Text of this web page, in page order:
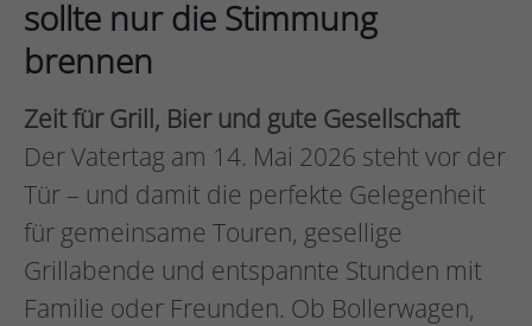
Aenean massa. Cum sociis natoque
penatibus et magnis dis parturient
Donec quam felis, ultricies nec.
sollte nur die Stimmung
brennen
Zeit für Grill, Bier und gute Gesellschaft
Der Vatertag am 14. Mai 2026 steht vor der
Tür – und damit die perfekte Gelegenheit
für gemeinsame Touren, gesellige
Grillabende und entspannte Stunden mit
Familie oder Freunden. Ob Bollerwagen,